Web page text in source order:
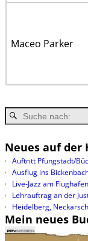
Maceo Parker
Neues auf der
Auftritt Pfungstadt/
Ausflug ins
Live-Jazz am Flughafen
Lehrauftrag an der
Heidelberg,
Mein neues